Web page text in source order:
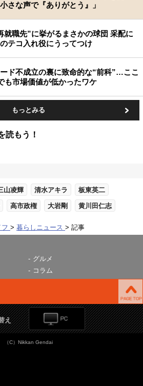
さな声で『ありがとう』」
就職先”に挙がるまさかの球団 采配に
テコ入れ役にうってつけ
ド不成立の裏に致命的な“前科”…ここ
も市場価値が低かったワケ
もっとみる
読もう！
山凌輝 清水アキラ 板東英二
高市政権 大岩剛 黄川田仁志
フ 暮らしニュース 記事
グルメ
コラム
え
（C）Nikkan Gendai